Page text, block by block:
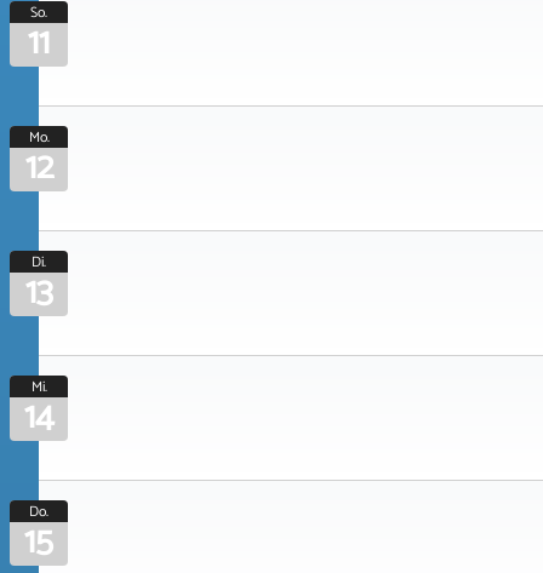
So.
11
Mo.
12
Di.
13
Mi.
14
Do.
15